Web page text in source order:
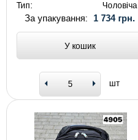
Тип:
Чоловіча
За упакування: 1 734 грн.
У кошик
шт